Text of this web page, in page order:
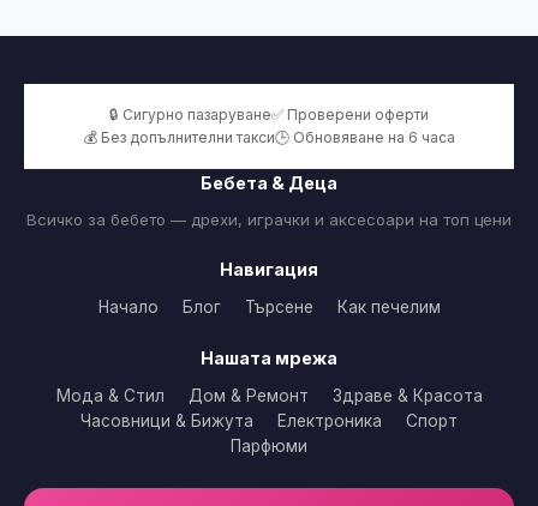
🔒 Сигурно пазаруване✅ Проверени оферти
💰 Без допълнителни такси🕒 Обновяване на 6 часа
Бебета & Деца
Всичко за бебето — дрехи, играчки и аксесоари на топ цени
Навигация
Начало Блог Търсене Как печелим
Нашата мрежа
Мода & Стил Дом & Ремонт
Здраве & Красота
Часовници & Бижута
Електроника
Спорт
Парфюми